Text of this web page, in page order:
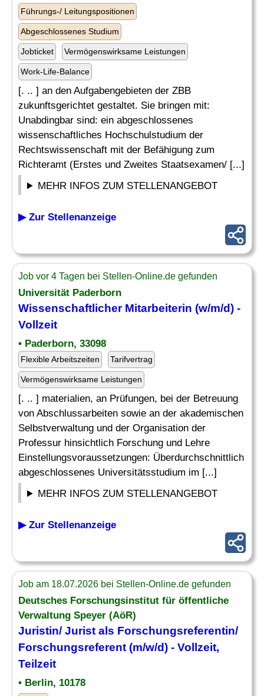
Führungs-/ Leitungspositionen
Abgeschlossenes Studium
Jobticket Vermögenswirksame Leistungen
Work-Life-Balance
[. .. ] an den Aufgabengebieten der ZBB
zukunftsgerichtet gestaltet. Sie bringen mit:
Unabdingbar sind: ein abgeschlossenes
wissenschaftliches Hochschulstudium der
Rechtswissenschaft mit der Befähigung zum
Richteramt (Erstes und Zweites Staatsexamen/ [...]
MEHR INFOS ZUM STELLENANGEBOT
▶ Zur Stellenanzeige
Job vor 4 Tagen bei Stellen-Online.de gefunden
Universität Paderborn
Wissenschaftlicher Mitarbeiterin (w/m/d) -
Vollzeit
• Paderborn, 33098
Flexible Arbeitszeiten Tarifvertrag
Vermögenswirksame Leistungen
[. .. ] materialien, an Prüfungen, bei der Betreuung
von Abschlussarbeiten sowie an der akademischen
Selbstverwaltung und der Organisation der
Professur hinsichtlich Forschung und Lehre
Einstellungsvoraussetzungen: Überdurchschnittlich
abgeschlossenes Universitätsstudium im [...]
MEHR INFOS ZUM STELLENANGEBOT
▶ Zur Stellenanzeige
Job am 18.07.2026 bei Stellen-Online.de gefunden
Deutsches Forschungsinstitut für öffentliche
Verwaltung Speyer (AöR)
Juristin/ Jurist als Forschungsreferentin/
Forschungsreferent (m/w/d) - Vollzeit,
Teilzeit
• Berlin, 10178